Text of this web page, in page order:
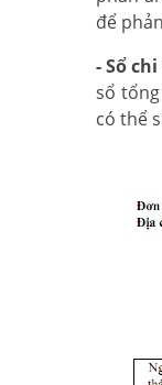
để
- Sổ
sổ
có thể